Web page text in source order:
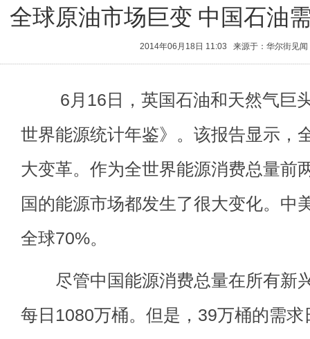
全球原油市场巨变 中国石油
2014年06月18日 11:03 来源于：华尔街见
6月16日，英国石油和天然气巨
世界能源统计年鉴》。该报告显示，
大变革。作为全世界能源消费总量前
国的能源市场都发生了很大变化。中
全球70%。
尽管中国能源消费总量在所有新
每日1080万桶。但是，39万桶的需